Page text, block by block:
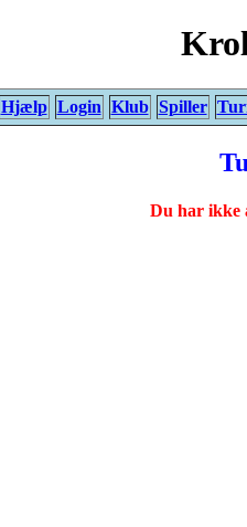
Hjælp Login Klub Spiller
Du har ikke